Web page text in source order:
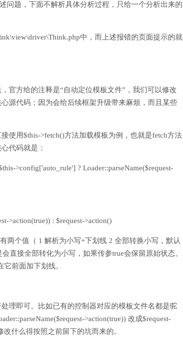
问题，下面不解析具体分析过程，只给一个分析出来的
中，而上述报错的页面提示的就
官方给的注释是“自动定位模板文件”，我们可以修改
源代码；因为会给后续框架升级带来麻烦，而且某些
使用$this->fetch()方法加载模板为例，也就是fetch方法
代码就是：
>config['auto_rule'] ? Loader::parseName($request-
>action(true)) : $request->action()
两个值（ 1 解析为小写+下划线 2 全部转换小写，默认
直接全部转化为小写，如果传参true会保留原始状态。
它前面加下划线。
理即可。比如已有的控制器对应的模板文件名都是驼
>action(true)) 改成$request-
什么得按照之前留下的坑而来的。